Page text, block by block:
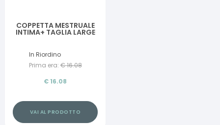
COPPETTA MESTRUALE
INTIMA+ TAGLIA LARGE
In Riordino
Prima era: €16.08
€ 16.08
VAI AL PRODOTTO